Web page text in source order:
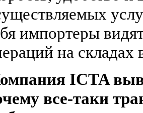
импортеры
на складах
ICTA
все-таки